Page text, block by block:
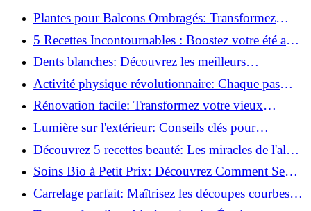
Incontournables pour un Bien-être Optimal!
Plantes pour Balcons Ombragés: Transformez
votre Terrasse en Oasis Verte!
5 Recettes Incontournables : Boostez votre été avec
des huiles essentielles!
Dents blanches: Découvrez les meilleurs
ingrédients naturels!
Activité physique révolutionnaire: Chaque pas
compte pour votre santé!
Rénovation facile: Transformez votre vieux
parquet irrégulier en un clin d'œil!
Lumière sur l'extérieur: Conseils clés pour
concevoir et installer votre éclairage!
Découvrez 5 recettes beauté: Les miracles de l'aloe
vera pour votre peau!
Soins Bio à Petit Prix: Découvrez Comment Se
Chouchouter Pour Moins de 35€!
Carrelage parfait: Maîtrisez les découpes courbes